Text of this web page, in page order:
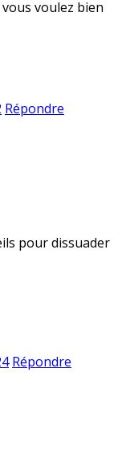
voulez bien
Répondre
pour dissuader
Répondre